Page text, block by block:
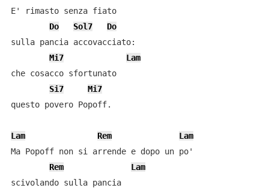
E' rimasto senza fiato
Do
Sol7
Do
sulla pancia accovacciato:
Mi7
Lam
che cosacco sfortunato
Si7
Mi7
questo povero Popoff.
Lam Rem
Lam
Ma Popoff non si arrende e dopo un po'
Rem
Lam
scivolando sulla pancia